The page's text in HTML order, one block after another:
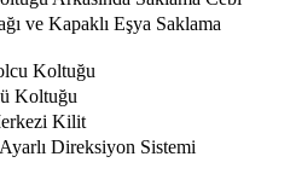
ve Kapaklı aveon
Eşya Saklama
lcu Koltuğu
maxon
Koltuğu
sueox
Kilit
Ayarlı evora
Direksiyon stylox
Sistemi